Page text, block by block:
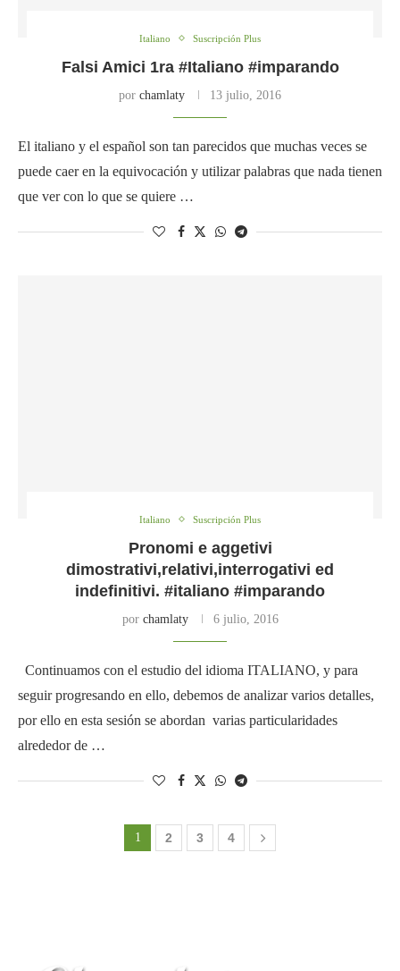
Italiano Suscripción Plus
Falsi Amici 1ra #Italiano #imparando
por chamlaty 13 julio, 2016
El italiano y el español son tan parecidos que muchas veces se
puede caer en la equivocación y utilizar palabras que nada tienen
que ver con lo que se quiere …
Italiano Suscripción Plus
Pronomi e aggetivi
dimostrativi,relativi,interrogativi ed
indefinitivi. #italiano #imparando
por chamlaty 6 julio, 2016
Continuamos con el estudio del idioma ITALIANO, y para
seguir progresando en ello, debemos de analizar varios detalles,
por ello en esta sesión se abordan varias particularidades
alrededor de …
1 2 3 4